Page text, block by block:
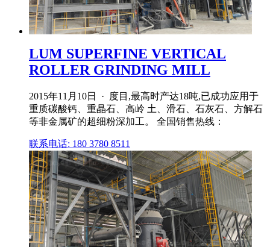
LUM SUPERFINE VERTICAL
ROLLER GRINDING MILL
2015年11月10日 · 度目,最高时产达18吨,已成功应用于
重质碳酸钙、重晶石、高岭 土、滑石、石灰石、方解石
等非金属矿的超细粉深加工。 全国销售热线：
联系电话: 180 3780 8511